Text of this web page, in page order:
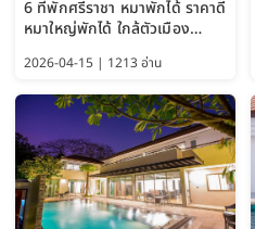
6 ที่พักศรีราชา หมาพักได้ ราคาดี
หมาใหญ่พักได้ ใกล้ตัวเมือง
2026-04-15 | 1213 อ่าน